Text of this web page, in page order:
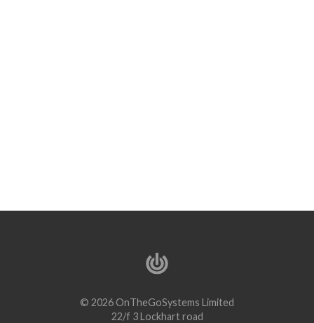
© 2026 OnTheGoSystems Limited
22/f 3 Lockhart road